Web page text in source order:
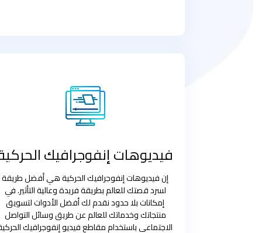
فيديوهات إنفوجرافيك
إن فيديوهات إنفوجرافيك الحركية هي أفضل طريقة
لسرد قصتك للعالم بطريقة فريدة وعالية التأثير. في
إمكانات بلا حدود نقدم لك أفضل الأدوات لتسويق
منتجاتك وخدماتك للعالم عن طريق وسائل التواصل
الاجتماعي باستخدام مقاطع فيديو إنفوجرافيك